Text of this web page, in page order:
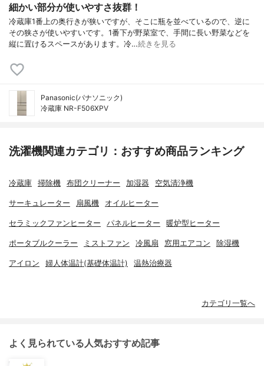
細かい部分が使いやすさ抜群！
冷蔵庫1番上の奥行きが狭いですが、そこに瓶を並べているので、逆に
その狭さが使いやすいです。1番下が野菜室で、手間に長い野菜などを
縦に置けるスペースがあります。冷…続きを見る
Panasonic(パナソニック)
冷蔵庫 NR-F506XPV
洗濯機関連カテゴリ：おすすめ商品ランキング
冷蔵庫 掃除機 布団クリーナー 加湿器 空気清浄機
サーキュレーター 扇風機 オイルヒーター
セラミックファンヒーター パネルヒーター 暖炉型ヒーター
ポータブルクーラー ミストファン 冷風扇 窓用エアコン 除湿機
アイロン 婦人体温計(基礎体温計) 温熱治療器
カテゴリ一覧へ
よく見られている人気おすすめ記事